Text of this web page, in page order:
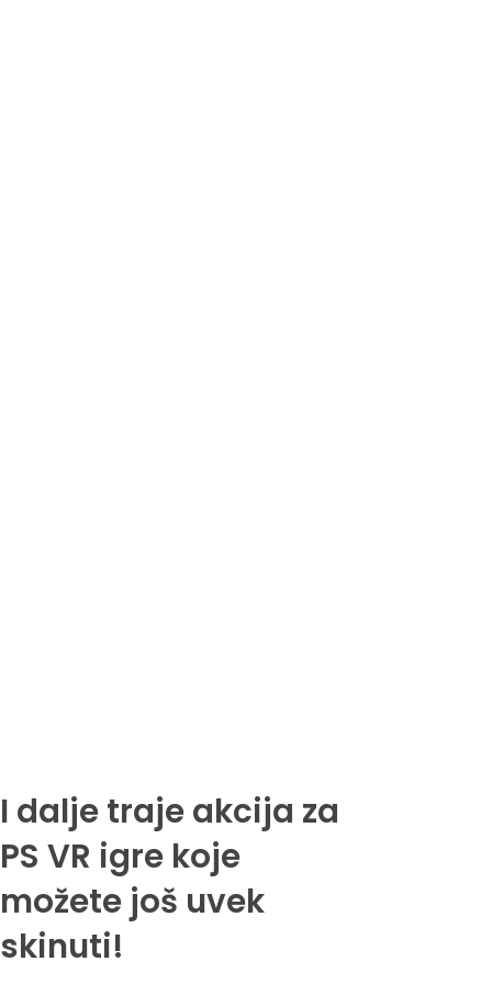
I dalje traje akcija za
PS VR igre koje
možete još uvek
skinuti!